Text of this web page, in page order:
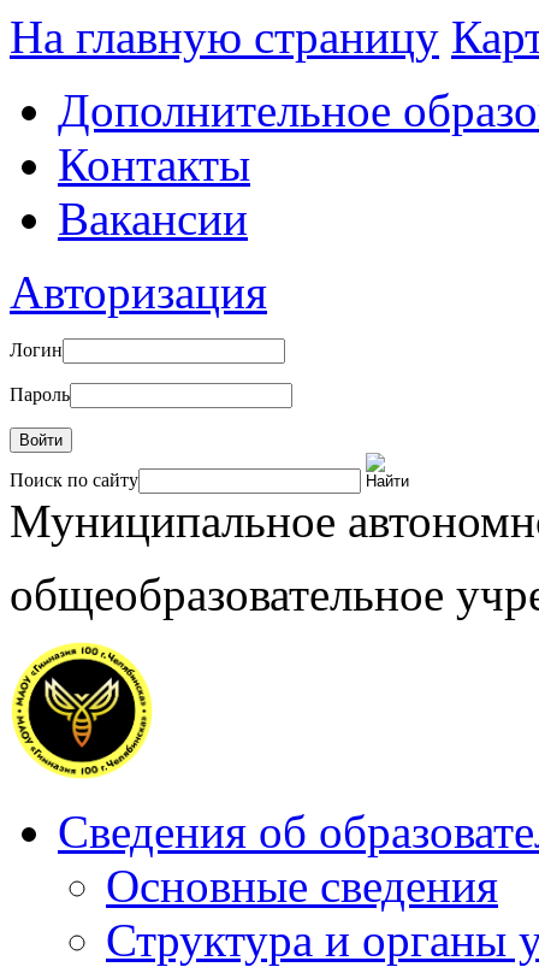
На главную страницу
Дополнительное
Контакты
Вакансии
Авторизация
Логин
Пароль
Войти
Поиск по сайту
Муниципальное
общеобразовательное
Сведения об
Основные сведения
Структура и органы